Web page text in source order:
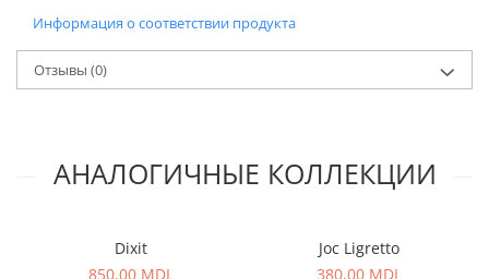
Информация о соответствии продукта
Отзывы (0)
АНАЛОГИЧНЫЕ КОЛЛЕКЦИИ
Dixit
850,00 MDL
Joc Ligretto
380,00 MDL